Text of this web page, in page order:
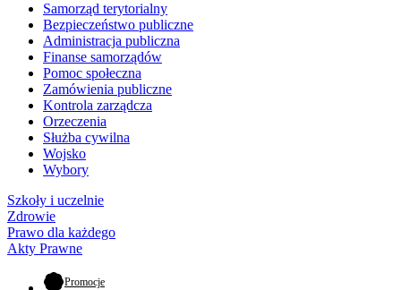
Samorząd terytorialny
Bezpieczeństwo publiczne
Administracja publiczna
Finanse samorządów
Pomoc społeczna
Zamówienia publiczne
Kontrola zarządcza
Orzeczenia
Służba cywilna
Wojsko
Wybory
Szkoły i uczelnie
Zdrowie
Prawo dla każdego
Akty Prawne
Promocje- otwiera się w nowej karcie